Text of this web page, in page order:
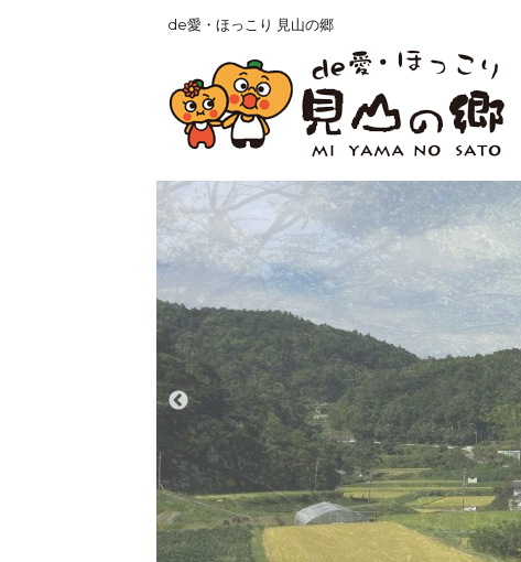
de愛・ほっこり 見山の郷